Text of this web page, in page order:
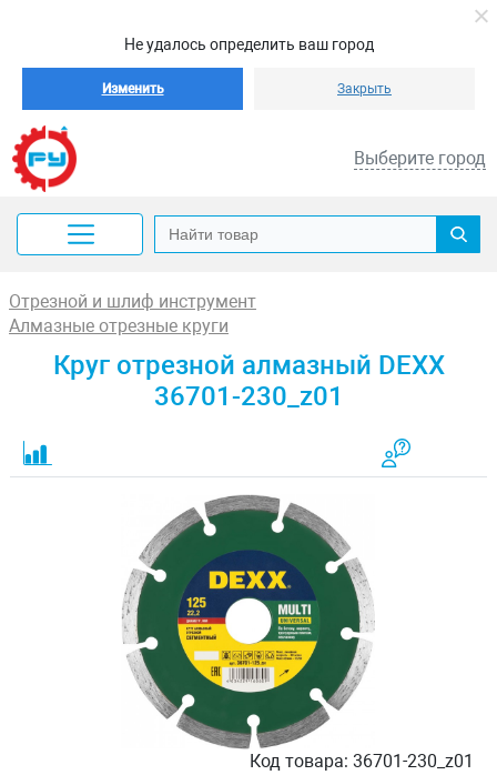
Не удалось определить ваш город
Изменить Закрыть
Выберите город
Отрезной и шлиф инструмент
Алмазные отрезные круги
Круг отрезной алмазный DEXX
36701-230_z01
Код товара: 36701-230_z01